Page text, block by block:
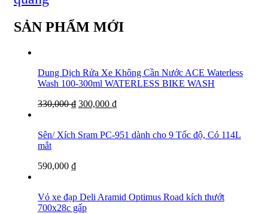
SẢN PHẨM MỚI
Dung Dịch Rửa Xe Không Cần Nước ACE Waterless
Wash 100-300ml WATERLESS BIKE WASH
330,000₫ 300,000 ₫
Sên/ Xích Sram PC-951 dành cho 9 Tốc độ, Có 114L
mắt
590,000 ₫
Vỏ xe đạp Deli Aramid Optimus Road kích thướt
700x28c gấp